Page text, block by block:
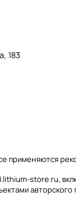
183
применяются
store.ru,